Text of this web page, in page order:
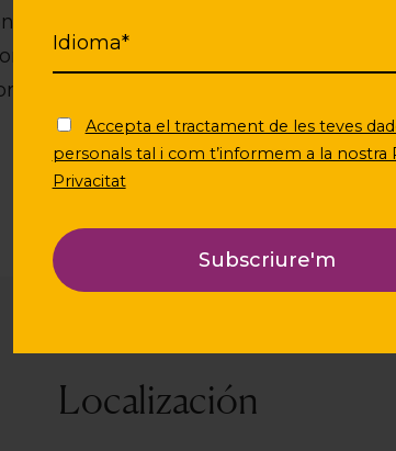
Accepta el tractament de les teves
personals tal i com t’informem a la nostra
Privacitat
puedan
dedicar más recursos a
un nuevo modelo de intervención
y ciudadanía, ofreciendo
Localización